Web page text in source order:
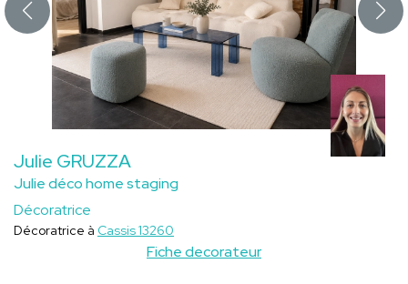
Julie GRUZZA
Julie déco home staging
Décoratrice
Fiche decorateur
Décoratrice à Cassis 13260